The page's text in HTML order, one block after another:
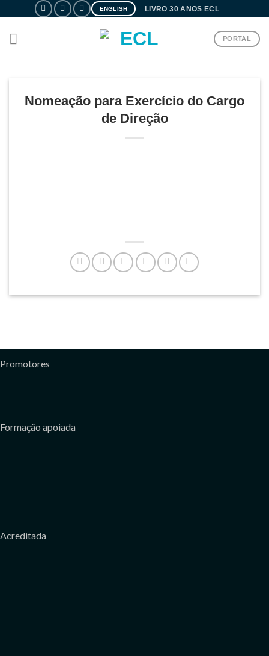
content
ENGLISH LIVRO 30 ANOS ECL
PORTAL
Nomeação para Exercício do Cargo
de Direção
Promotores
Formação apoiada
Acreditada